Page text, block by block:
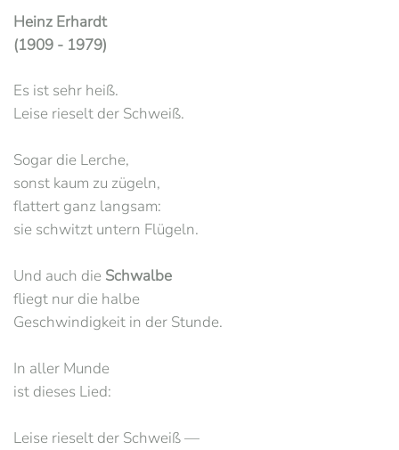
Heinz Erhardt
(1909 - 1979)
Es ist sehr heiß.
Leise rieselt der Schweiß.
Sogar die Lerche,
sonst kaum zu zügeln,
flattert ganz langsam:
sie schwitzt untern Flügeln.
Und auch die Schwalbe
fliegt nur die halbe
Geschwindigkeit in der Stunde.
In aller Munde
ist dieses Lied:
Leise rieselt der Schweiß —